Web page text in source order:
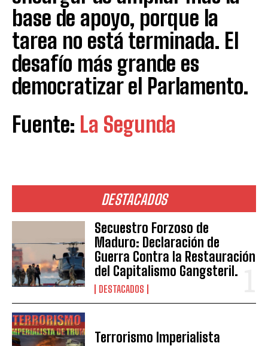
DESTACADOS
Secuestro Forzoso de
Maduro: Declaración de
Guerra Contra la Restauración
del Capitalismo Gangsteril.
DESTACADOS
Terrorismo Imperialista
base de apoyo, porque la
tarea no está terminada. El
desafío más grande es
democratizar el Parlamento.
Fuente: La Segunda